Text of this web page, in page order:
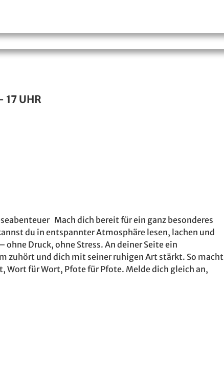
17 UHR
Mach dich bereit für ein ganz besonderes
du in entspannter Atmosphäre lesen, lachen und
Druck, ohne Stress. An deiner Seite ein
zuhört und dich mit seiner ruhigen Art stärkt. So macht
Wort für Wort, Pfote für Pfote. Melde dich gleich an,